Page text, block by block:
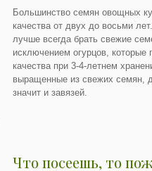
Большинство семян овощных
качества от двух до восьми
лучше всегда брать свежие
исключением огурцов,
качества при 3-4-летнем
выращенные из свежих семян,
значит и завязей.
Что посеешь, то